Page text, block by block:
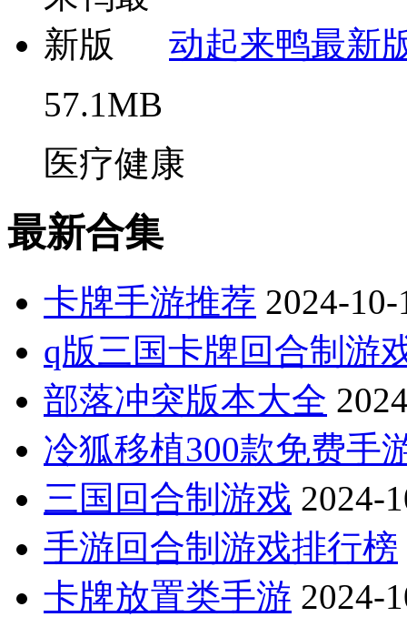
动起来鸭最新
57.1MB
医疗健康
最新合集
卡牌手游推荐 2024-10-
q版三国卡牌回合制游
部落冲突版本大全
冷狐移植300款免费手
三国回合制游戏 2024-
手游回合制游戏排行榜
卡牌放置类手游 2024-